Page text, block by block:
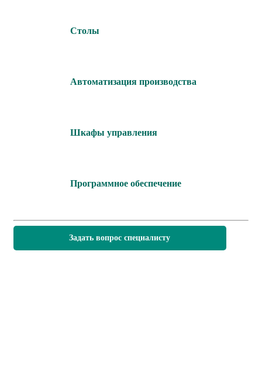
Столы
Автоматизация производства
Шкафы управления
Программное обеспечение
Задать вопрос специалисту